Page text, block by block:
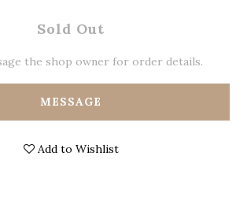
Sold Out
the shop owner for order details.
MESSAGE
Add to Wishlist